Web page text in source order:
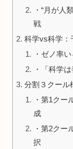
・“月が人
戦
科学vs科学：
・ゼノ率
・「科学
分割３クール
・第1クー
成
・第2クー
択